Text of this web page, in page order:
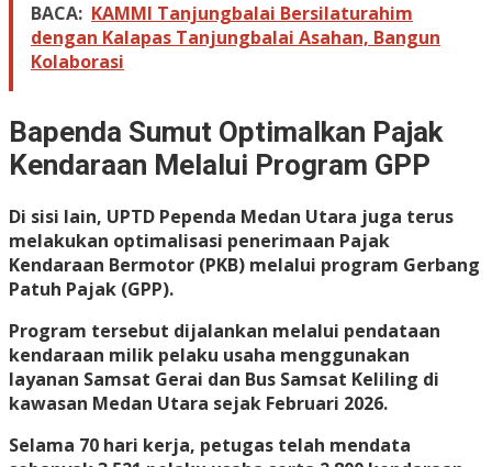
BACA: KAMMI Tanjungbalai Bersilaturahim
dengan Kalapas Tanjungbalai Asahan, Bangun
Kolaborasi
Bapenda Sumut Optimalkan Pajak
Kendaraan Melalui Program GPP
Di sisi lain, UPTD Pependa Medan Utara juga terus
melakukan optimalisasi penerimaan Pajak
Kendaraan Bermotor (PKB) melalui program Gerbang
Patuh Pajak (GPP).
Program tersebut dijalankan melalui pendataan
kendaraan milik pelaku usaha menggunakan
layanan Samsat Gerai dan Bus Samsat Keliling di
kawasan Medan Utara sejak Februari 2026.
Selama 70 hari kerja, petugas telah mendata